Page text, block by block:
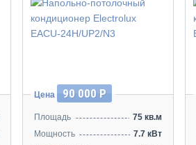
Цена 90 000 Р
Площадь
75 кв.м
Мощность
7.7 кВт